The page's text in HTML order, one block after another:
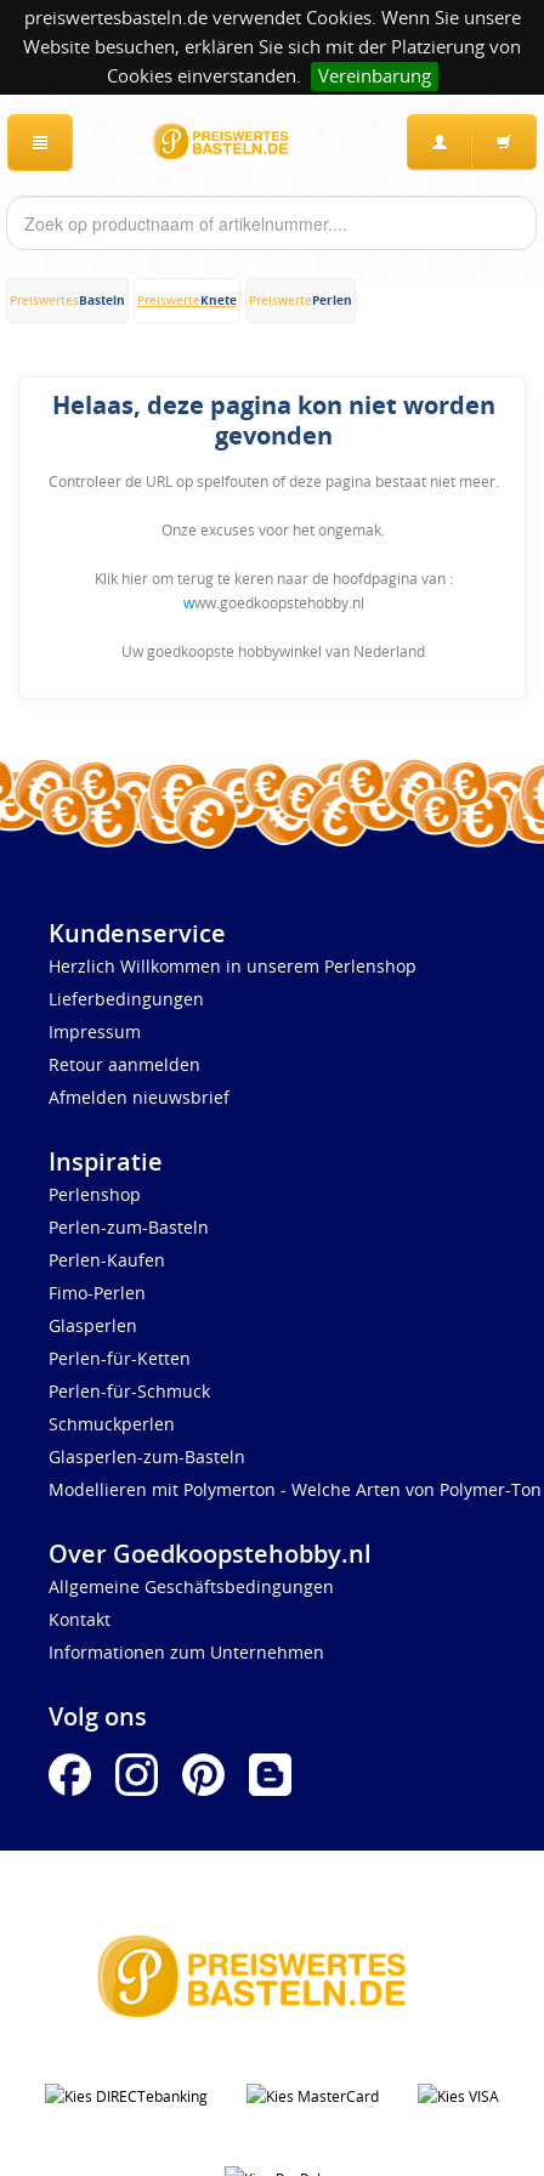
preiswertesbasteln.de verwendet Cookies. Wenn Sie unsere
Website besuchen, erklären Sie sich mit der Platzierung von
Cookies einverstanden.
Vereinbarung
PreiswertesBasteln PreiswerteKnete PreiswertePerlen
Helaas, deze pagina kon niet worden
gevonden
Controleer de URL op spelfouten of deze pagina bestaat niet meer.
Onze excuses voor het ongemak.
Klik hier om terug te keren naar de hoofdpagina van :
www.goedkoopstehobby.nl
Uw goedkoopste hobbywinkel van Nederland
Kundenservice
Herzlich Willkommen in unserem Perlenshop
Lieferbedingungen
Impressum
Retour aanmelden
Afmelden nieuwsbrief
Inspiratie
Perlenshop
Perlen-zum-Basteln
Perlen-Kaufen
Fimo-Perlen
Glasperlen
Perlen-für-Ketten
Perlen-für-Schmuck
Schmuckperlen
Glasperlen-zum-Basteln
Modellieren mit Polymerton - Welche Arten von Polymer-
Over Goedkoopstehobby.nl
Allgemeine Geschäftsbedingungen
Kontakt
Informationen zum Unternehmen
Volg ons